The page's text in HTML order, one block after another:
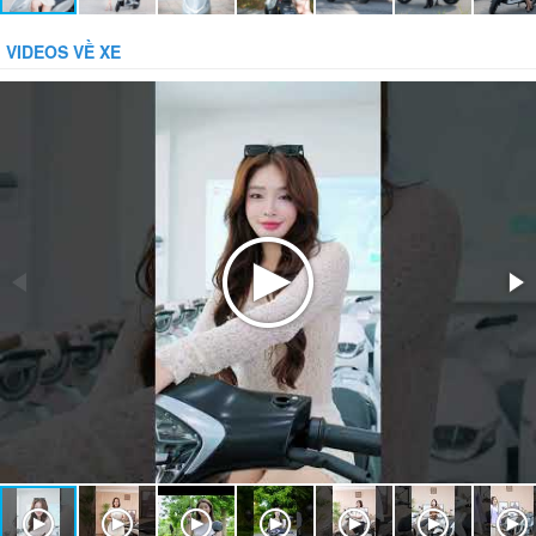
VIDEOS VỀ XE